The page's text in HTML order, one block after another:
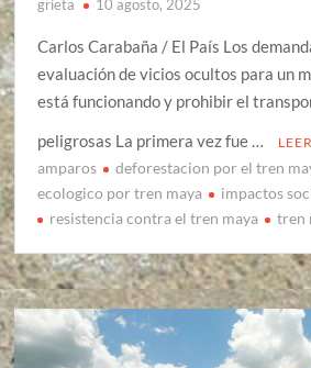
grieta 10 agosto, 2025
Carlos Carabaña / El País Los
evaluación de vicios ocultos para un
está funcionando y prohibir el
peligrosas La primera vez fue …
amparos deforestacion por el tren
ecologico por tren maya
impactos
resistencia contra el tren maya
tren